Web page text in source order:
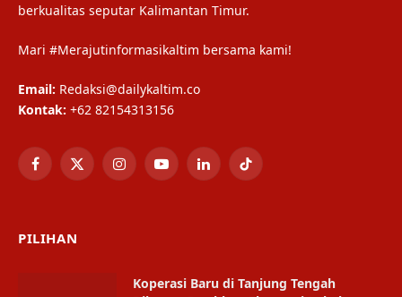
berkualitas seputar Kalimantan Timur.
Mari #Merajutinformasikaltim bersama kami!
Email: Redaksi@dailykaltim.co
Kontak: +62 82154313156
Facebook
X
InstagramYouTubeLinkedInTikTok
PILIHAN
Koperasi Baru di Tanjung Tengah